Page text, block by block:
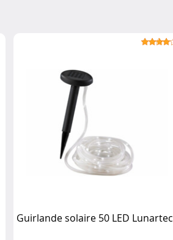
Guirlande solaire 50 LED Lunartec